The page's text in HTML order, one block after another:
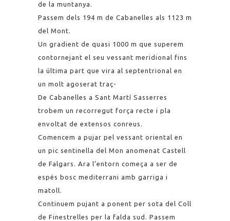
de la muntanya.
Passem dels 194 m de Cabanelles als 1123 m
del Mont.
Un gradient de quasi 1000 m que superem
contornejant el seu vessant meridional fins
la última part que vira al septentrional en
un molt agoserat traç-
De Cabanelles a Sant Martí Sasserres
trobem un recorregut força recte i pla
envoltat de extensos conreus.
Comencem a pujar pel vessant oriental en
un pic sentinella del Mon anomenat Castell
de Falgars. Ara l’entorn começa a ser de
espés bosc mediterrani amb garriga i
matoll.
Continuem pujant a ponent per sota del Coll
de Finestrelles per la falda sud. Passem